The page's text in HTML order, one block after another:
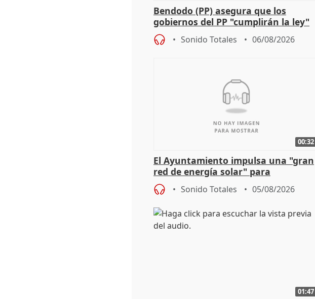
Bendodo (PP) asegura que los
gobiernos del PP "cumplirán la ley"
sobre los menores migrantes
Sonido Totales 06/08/2026
00:32
El Ayuntamiento impulsa una "gran
red de energía solar" para
autoconsumo
Sonido Totales 05/08/2026
01:47